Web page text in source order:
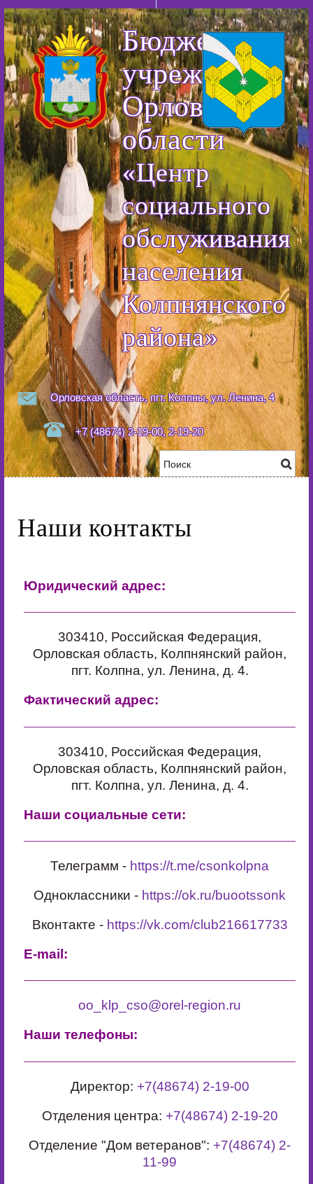
Бюджетное
учреждение
Орловской
области
«Центр
социального
обслуживания
населения
Колпнянского
района»
Орловская область, пгт. Колпны, ул. Ленина, 4
+7 (48674) 2-19-00, 2-19-20
Наши контакты
Юридический адрес:
303410, Российская Федерация,
Орловская область, Колпнянский район,
пгт. Колпна, ул. Ленина, д. 4.
Фактический адрес:
303410, Российская Федерация,
Орловская область, Колпнянский район,
пгт. Колпна, ул. Ленина, д. 4.
Наши социальные сети:
Телеграмм - https://t.me/csonkolpna
Одноклассники - https://ok.ru/buootssonk
Вконтакте - https://vk.com/club216617733
E-mail:
oo_klp_cso@orel-region.ru
Наши телефоны:
Директор: +7(48674) 2-19-00
Отделения центра: +7(48674) 2-19-20
Отделение "Дом ветеранов": +7(48674) 2-
11-99